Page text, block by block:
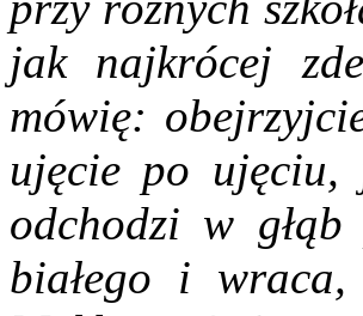
jak najkrócej
mówię:
ujęcie po ujęciu,
odchodzi w
białego i